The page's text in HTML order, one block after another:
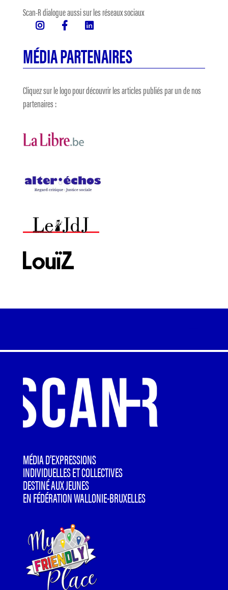
Scan-R dialogue aussi sur les réseaux sociaux
MÉDIA PARTENAIRES
Cliquez sur le logo pour découvrir les articles publiés par un de nos
partenaires :
MÉDIA D’EXPRESSIONS
INDIVIDUELLES ET COLLECTIVES
DESTINÉ AUX JEUNES
EN FÉDÉRATION WALLONIE-BRUXELLES